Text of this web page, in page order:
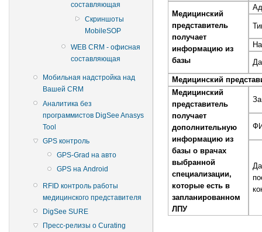
составляющая
Скриншоты
MobileSOP
WEB CRM - офисная
составляющая
Мобильная надстройка над
Вашей CRM
Аналитика без
программистов DigSee Anasys
Tool
GPS контроль
GPS-Grad на авто
GPS на Android
RFID контроль работы
медицинского представителя
DigSee SURE
Пресс-релизы о Curating
Медицинский
представитель
получает
информацию из
базы
Медицинский
Медицинский
представитель
получает
дополнительную
информацию из
базы о врачах
выбранной
специализации,
которые есть в
запланированном
ЛПУ